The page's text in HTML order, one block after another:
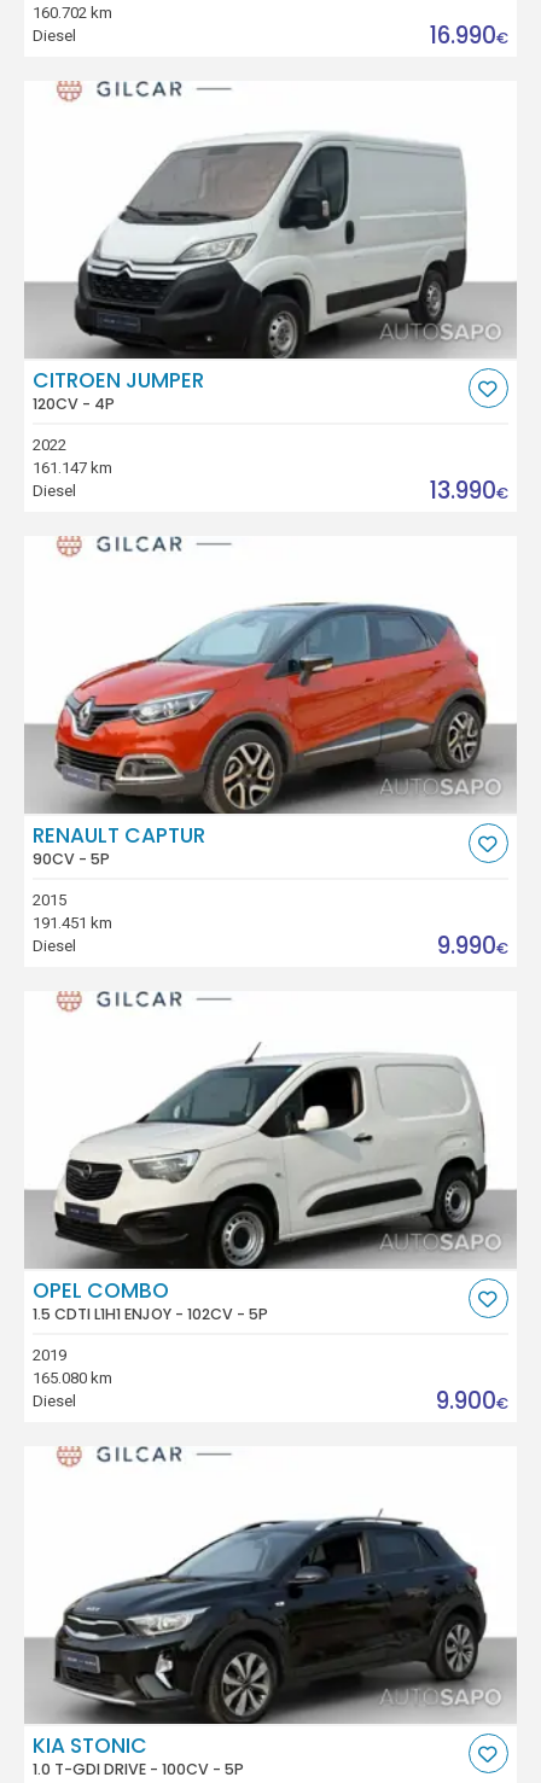
160.702 km
Diesel
16.990€
CITROEN JUMPER
120CV - 4P
2022
161.147 km
Diesel
13.990€
RENAULT CAPTUR
90CV - 5P
2015
191.451 km
Diesel
9.990€
OPEL COMBO
1.5 CDTI L1H1 ENJOY - 102CV - 5P
2019
165.080 km
Diesel
9.900€
KIA STONIC
1.0 T-GDI DRIVE - 100CV - 5P